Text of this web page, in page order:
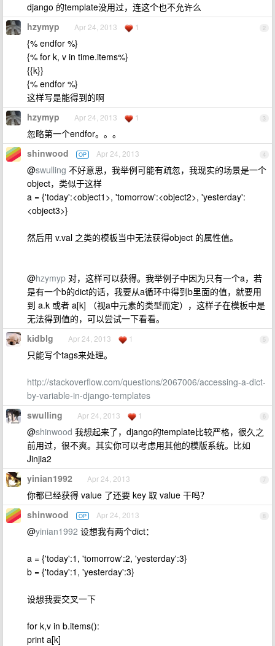
django 的template没用过，连这个也不允许么
2
hzymyp Apr 24, 2013 1
{% endfor %}
{% for k, v in time.items%}
{{k}}
{% endfor %}
这样写是能得到的啊
3
hzymyp Apr 24, 2013 1
忽略第一个endfor。。。
4
shinwood OP Apr 24, 2013
@swulling 不好意思，我举例可能有疏忽，我现实的场景是一个
object，类似于这样
a = {'today':<object1>, 'tomorrow':<object2>, 'yesterday':
<object3>}
然后用 v.val 之类的模板当中无法获得object 的属性值。
@hzymyp 对，这样可以获得。我举例子中因为只有一个a，若
是有一个b的dict的话，我要从a循环中得到b里面的值，就要用
到 a.k 或者 a[k] （视a中元素的类型而定），这样子在模板中是
无法得到值的，可以尝试一下看看。
5
kidblg Apr 24, 2013 1
只能写个tags来处理。
http://stackoverflow.com/questions/2067006/accessing-a-dict-
by-variable-in-django-templates
6
swulling Apr 24, 2013 1
@shinwood 我想起来了，django的template比较严格，很久之
前用过，很不爽。其实你可以考虑用其他的模版系统。比如
Jinjia2
7
yinian1992 Apr 24, 2013
你都已经获得 value 了还要 key 取 value 干吗？
8
shinwood OP Apr 24, 2013
@yinian1992 设想我有两个dict：
a = {'today':1, 'tomorrow':2, 'yesterday':3}
b = {'today':1, 'yesterday':3}
设想我要交叉一下
for k,v in b.items():
print a[k]